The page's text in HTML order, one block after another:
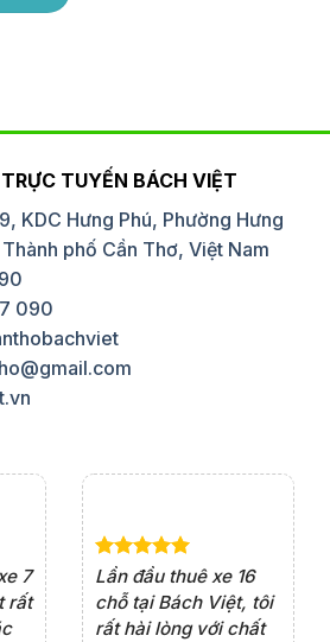
TUYẾN BÁCH VIỆT
KDC Hưng Phú, Phường Hưng
phố Cần Thơ, Việt Nam
090
7
rất
Lần đầu thuê xe 16
chỗ tại Bách Việt, tôi
rất hài lòng với chất